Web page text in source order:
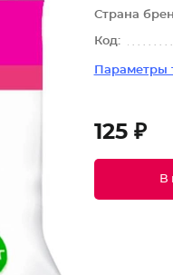
Страна
Код:
Параметры
125 ₽
В